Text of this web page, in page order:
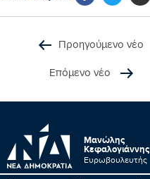
Προηγούμενο νέο
Επόμενο νέο
Μανώλης
Κεφαλογιάννης
Ευρωβουλευτής